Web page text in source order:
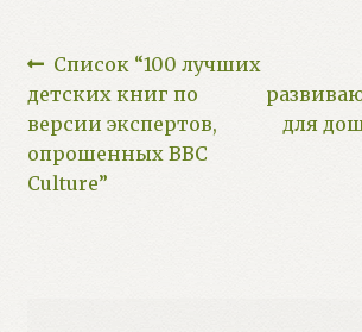
Навигация
по
записям
Предыдущий:
Список “100 лучших
детских книг по
версии экспертов,
опрошенных BBC
Culture”
для